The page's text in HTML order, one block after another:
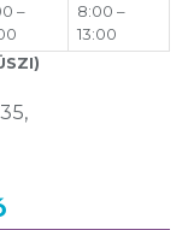
–
8:00 –
13:00